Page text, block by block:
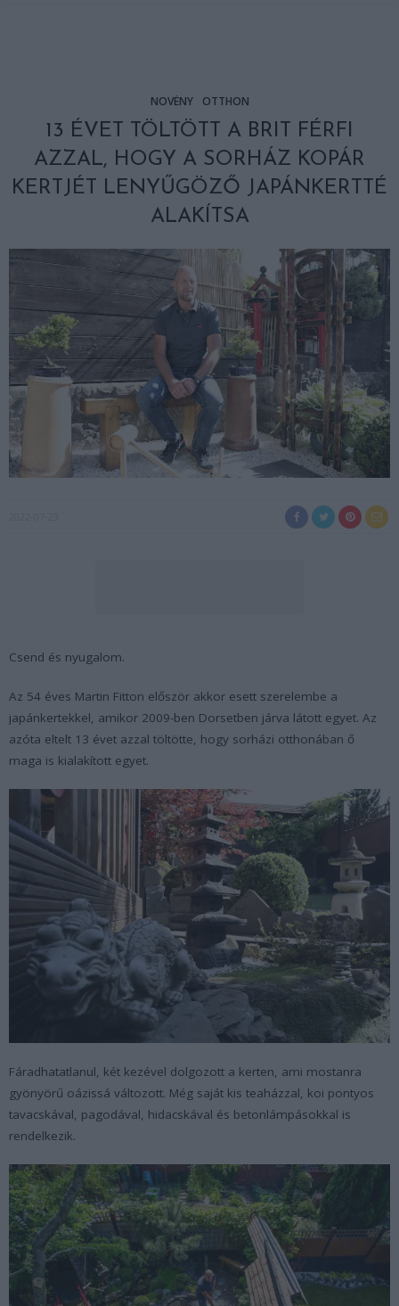
NÖVÉNY OTTHON
13 ÉVET TÖLTÖTT A BRIT FÉRFI
AZZAL, HOGY A SORHÁZ KOPÁR
KERTJÉT LENYŰGÖZŐ JAPÁNKERTTÉ
ALAKÍTSA
Csend és nyugalom.
Az 54 éves Martin Fitton először akkor esett szerelembe a
japánkertekkel, amikor 2009-ben Dorsetben járva látott egyet. Az
azóta eltelt 13 évet azzal töltötte, hogy sorházi otthonában ő
maga is kialakított egyet.
Fáradhatatlanul, két kezével dolgozott a kerten, ami mostanra
gyönyörű oázissá változott. Még saját kis teaházzal, koi pontyos
tavacskával, pagodával, hidacskával és betonlámpásokkal is
rendelkezik.